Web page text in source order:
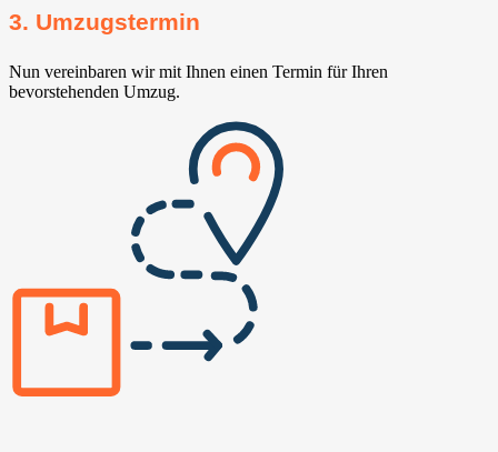
3. Umzugstermin
Nun vereinbaren wir mit Ihnen einen Termin für Ihren
bevorstehenden Umzug.